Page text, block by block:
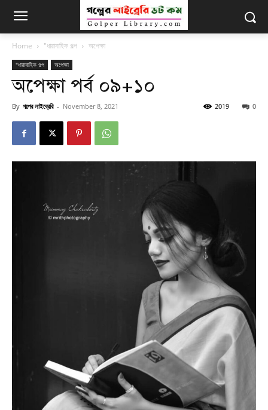
Home "ধারাবাহিক গল্প অপেক্ষা
"ধারাবাহিক গল্প অপেক্ষা
অপেক্ষা পর্ব ০৯+১০
By গল্পের লাইব্রেরি - November 8, 2021 0
2019